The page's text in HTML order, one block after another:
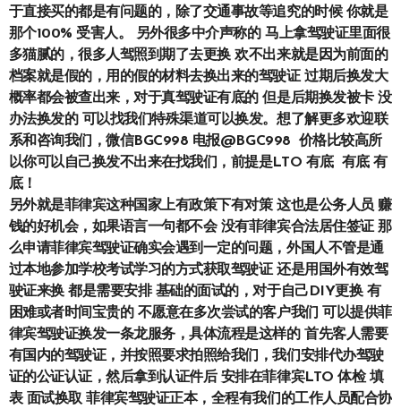
于直接买的都是有问题的，除了交通事故等追究的时候 你就是
那个100% 受害人。 另外很多中介声称的 马上拿驾驶证里面很
多猫腻的，很多人驾照到期了去更换 欢不出来就是因为前面的
档案就是假的，用的假的材料去换出来的驾驶证 过期后换发大
概率都会被查出来，对于真驾驶证有底的 但是后期换发被卡 没
办法换发的 可以找我们特殊渠道可以换发。想了解更多欢迎联
系和咨询我们，微信BGC998 电报@BGC998 价格比较高所
以你可以自己换发不出来在找我们，前提是LTO 有底 有底 有
底！
另外就是菲律宾这种国家上有政策下有对策 这也是公务人员 赚
钱的好机会，如果语言一句都不会 没有菲律宾合法居住签证 那
么申请菲律宾驾驶证确实会遇到一定的问题，外国人不管是通
过本地参加学校考试学习的方式获取驾驶证 还是用国外有效驾
驶证来换 都是需要安排 基础的面试的，对于自己DIY更换 有
困难或者时间宝贵的 不愿意在多次尝试的客户我们 可以提供菲
律宾驾驶证换发一条龙服务，具体流程是这样的 首先客人需要
有国内的驾驶证，并按照要求拍照给我们，我们安排代办驾驶
证的公证认证，然后拿到认证件后 安排在菲律宾LTO 体检 填
表 面试换取 菲律宾驾驶证正本，全程有我们的工作人员配合协